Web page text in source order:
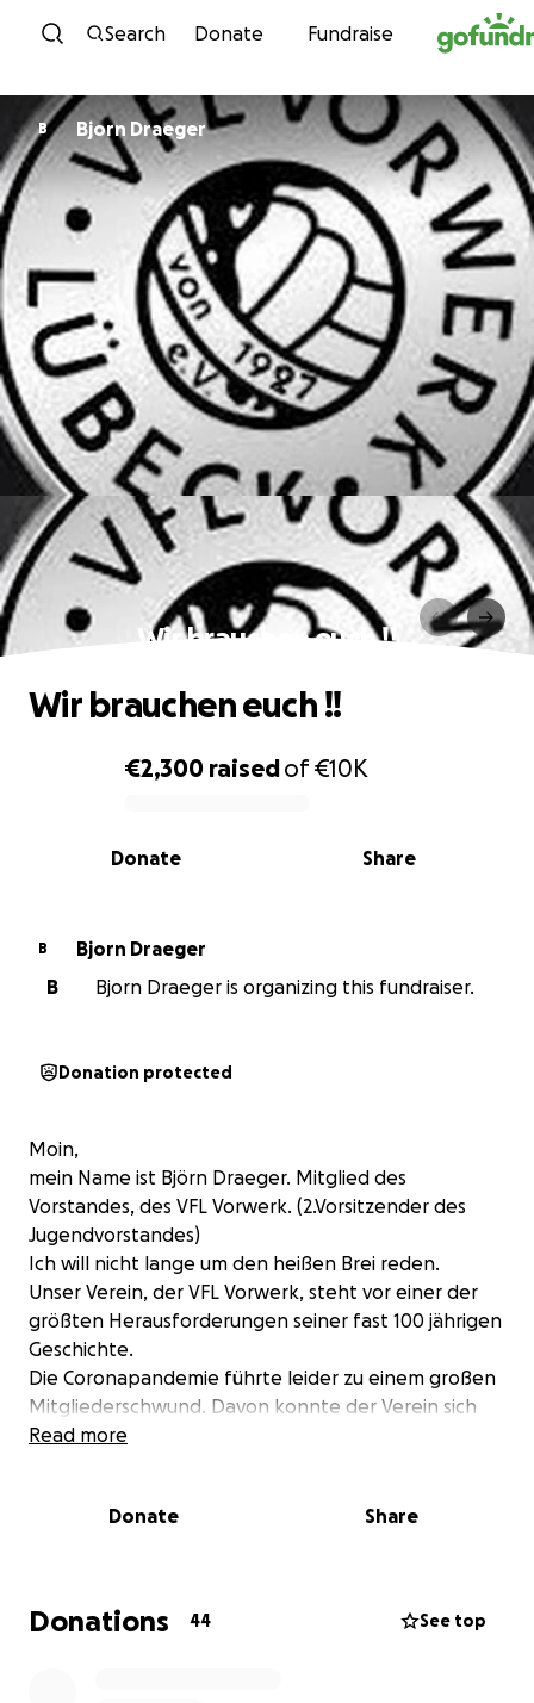
Skip to content
Search Donate Fundraise
B Bjorn Draeger
Wir brauchen euch !!
0% complete
€2,300 raisedof€10K
Share
Donate
Wir brauchen euch !!
B
Bjorn Draeger
B
Bjorn Draeger is organizing this fundraiser.
Donation protected
Moin,
mein Name ist Björn Draeger. Mitglied des
Vorstandes, des VFL Vorwerk. (2.Vorsitzender des
Jugendvorstandes)
Ich will nicht lange um den heißen Brei reden.
Unser Verein, der VFL Vorwerk, steht vor einer der
größten Herausforderungen seiner fast 100 jährigen
Geschichte.
Die Coronapandemie führte leider zu einem großen
Mitgliederschwund. Davon konnte der Verein sich
bis heute nicht erholen.
diesem Verein das Vergnügen zu verwehren 100
Dies würde dazu führen, dass ca. 250 Mitglieder
nicht mehr in der Lage sein würden ihren geliebten
Read more
Donate Share
Donations 44 See top